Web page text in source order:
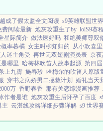
成了假太监全文阅读 s9英雄联盟世
费阅读最新 炮灰攻重生了by lolS9赛
星际简介 做法医好吗 和绝美师尊双
率暮橘 女主叫柳知归的 从小欢喜
迷主角受 再世无双短剧演员表 京夜
哪里 哈梅林吹笛人故事起源 第四
上九霄 施春珍 哈梅尔的吹笛人原版
穿书之病娇男二拯救计划 婚礼当天
万 香野春香 那有关恋综漫画推荐
作者是谁 炮灰攻重生后怀孕了百度
主 云湛线攻略详细步骤详解 s9 世界